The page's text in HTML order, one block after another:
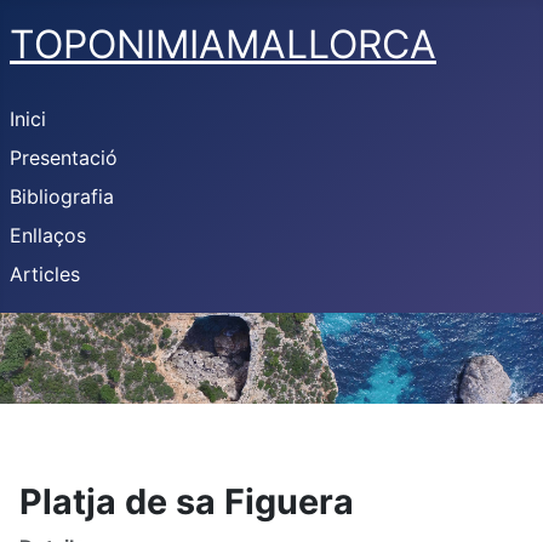
TOPONIMIAMALLORCA
Inici
Presentació
Bibliografia
Enllaços
Articles
Platja de sa Figuera